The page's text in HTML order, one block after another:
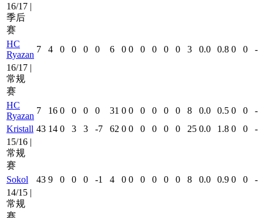
16/17 |
季后
赛
HC
Ryazan
7 4 0 0 0 0 6 0 0 0 0 0 0 3 0.0 0.8 0 0
-
16/17 |
常规
赛
HC
Ryazan
7 16 0 0 0 0 31 0 0 0 0 0 0 8 0.0 0.5 0 0
-
Kristall 43 14 0 3 3 -7 62 0 0 0 0 0 0 25 0.0 1.8 0 0
-
15/16 |
常规
赛
Sokol
43 9 0 0 0 -1 4 0 0 0 0 0 0 8 0.0 0.9 0 0
-
14/15 |
常规
赛